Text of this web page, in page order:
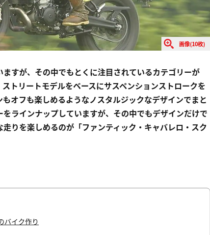
画像(10枚)
すが、その中でもとくに注目されているカテゴリーが
トリートモデルをベースにサスペンションストロークを
オフも楽しめるようなノスタルジックなデザインでまと
ラインナップしていますが、その中でもデザインだけで
りを楽しめるのが「ファンティック・キャバレロ・スク
バイク作り